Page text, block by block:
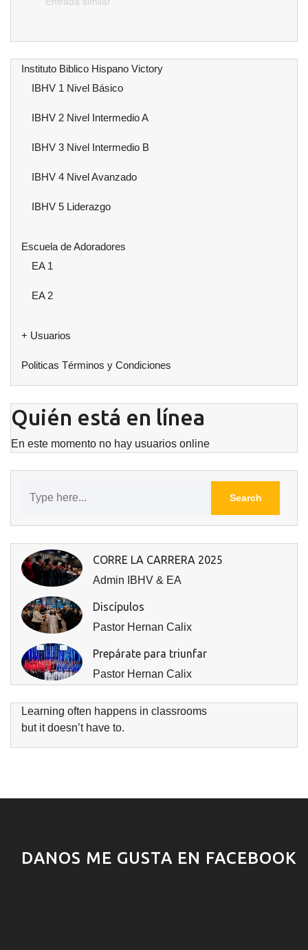
Instituto Biblico Hispano Victory
IBHV 1 Nivel Básico
IBHV 2 Nivel Intermedio A
IBHV 3 Nivel Intermedio B
IBHV 4 Nivel Avanzado
IBHV 5 Liderazgo
Escuela de Adoradores
EA 1
EA 2
+ Usuarios
Politicas Términos y Condiciones
Quién está en línea
En este momento no hay usuarios online
CORRE LA CARRERA 2025
Admin IBHV & EA
Discípulos
Pastor Hernan Calix
Prepárate para triunfar
Pastor Hernan Calix
Learning often happens in classrooms
but it doesn’t have to.
DANOS ME GUSTA EN FACEBOOK